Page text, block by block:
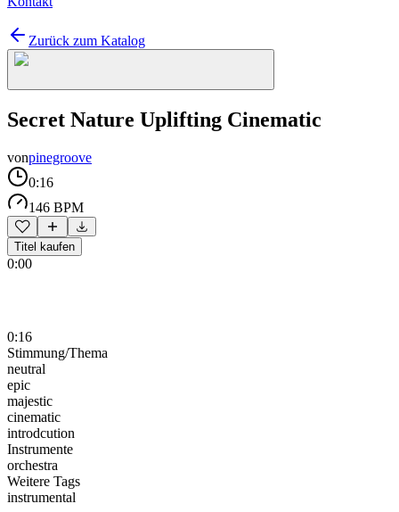
Zurück zum Katalog
Secret Nature Uplifting Cinematic
vonpinegroove
0:16
146 BPM
Titel kaufen
0:00
0:16
Stimmung/Thema
neutral
epic
majestic
cinematic
introdcution
Instrumente
orchestra
Weitere Tags
instrumental